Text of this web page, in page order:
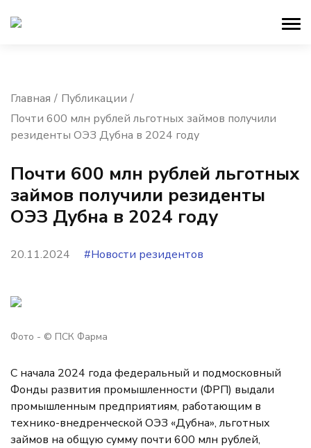
Главная
Публикации
Почти 600 млн рублей льготных займов получили
резиденты ОЭЗ Дубна в 2024 году
Почти 600 млн рублей льготных
займов получили резиденты
ОЭЗ Дубна в 2024 году
20.11.2024 #Новости резидентов
Фото - © ПСК Фарма
С начала 2024 года федеральный и подмосковный
Фонды развития промышленности (ФРП) выдали
промышленным предприятиям, работающим в
технико-внедренческой ОЭЗ «Дубна», льготных
займов на общую сумму почти 600 млн рублей,